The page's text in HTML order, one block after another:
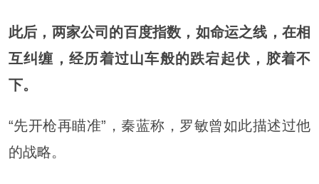
此后，两家公司的百度指数，如命运之线，在相
互纠缠，经历着过山车般的跌宕起伏，胶着不
下。
“先开枪再瞄准”，秦蓝称，罗敏曾如此描述过他
的战略。